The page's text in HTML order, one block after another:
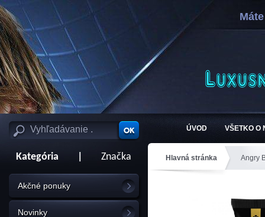
ÚVOD VŠETKO O
Kategória Značka
Akčné ponuky
Novinky
Hlavná stránka Angry